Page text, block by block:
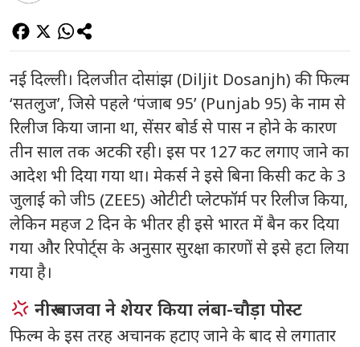
नई दिल्ली। दिलजीत दोसांझ (Diljit Dosanjh) की फिल्म
‘सतलुज’, जिसे पहले ‘पंजाब 95’ (Punjab 95) के नाम से
रिलीज किया जाना था, सेंसर बोर्ड से पास न होने के कारण
तीन साल तक अटकी रही। इस पर 127 कट लगाए जाने का
आदेश भी दिया गया था। मेकर्स ने इसे बिना किसी कट के 3
जुलाई को जी5 (ZEE5) ओटीटी प्लेटफॉर्म पर रिलीज किया,
लेकिन महज 2 दिन के भीतर ही इसे भारत में बैन कर दिया
गया और रिपोर्ट्स के अनुसार सुरक्षा कारणों से इसे हटा लिया
गया है।
नीरू बाजवा ने शेयर किया लंबा-चौड़ा पोस्ट
फिल्म के इस तरह अचानक हटाए जाने के बाद से लगातार